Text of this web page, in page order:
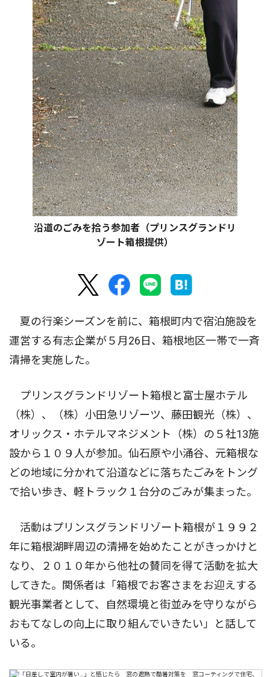
沿道のごみを拾う参加者（プリンスグランドリ
ゾート箱根提供）
夏の行楽シーズンを前に、箱根町内で宿泊施設を
運営する有志企業が５月26日、箱根地区一帯で一斉
清掃を実施した。
プリンスグランドリゾート箱根と富士屋ホテル
（株）、（株）小田急リゾーツ、藤田観光（株）、
オリックス・ホテルマネジメント（株）の５社13施
設から１０９人が参加。仙石原や小涌谷、元箱根な
どの地域に分かれて沿道などに落ちたごみをトング
で拾い歩き、軽トラック１台分のごみが集まった。
活動はプリンスグランドリゾート箱根が１９９２
年に箱根湖畔周辺の清掃を始めたことがきっかけと
なり、２０１０年から他社の賛同を得て活動を拡大
してきた。関係者は「箱根でお客さまをお迎えする
観光事業者として、自然環境と街並みを守りながら
おもてなしの向上に取り組んでいきたい」と話して
いる。